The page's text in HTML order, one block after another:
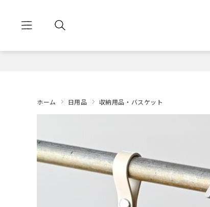
ホーム 日用品 収納用品・バスケット